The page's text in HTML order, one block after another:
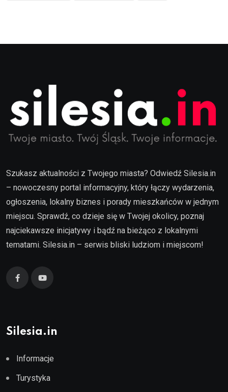
Szukasz aktualności z Twojego miasta? Odwiedź Silesia.in
– nowoczesny portal informacyjny, który łączy wydarzenia,
ogłoszenia, lokalny biznes i porady mieszkańców w jednym
miejscu. Sprawdź, co dzieje się w Twojej okolicy, poznaj
najciekawsze inicjatywy i bądź na bieżąco z lokalnymi
tematami. Silesia.in – serwis bliski ludziom i miejscom!
Silesia.in
Informacje
Turystyka